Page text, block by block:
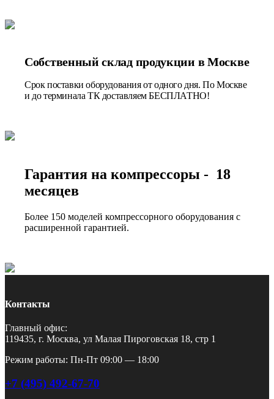
Собственный склад продукции в Москве
Срок поставки оборудования от одного дня. По Москве
и до терминала ТК доставляем БЕСПЛАТНО!
Гарантия на компрессоры - 18
месяцев
Более 150 моделей компрессорного оборудования с
расширенной гарантией.
Контакты
Главный офис:
119435, г. Москва, ул Малая Пироговская 18, стр 1
Режим работы: Пн-Пт 09:00 — 18:00
+7 (495) 492-67-70